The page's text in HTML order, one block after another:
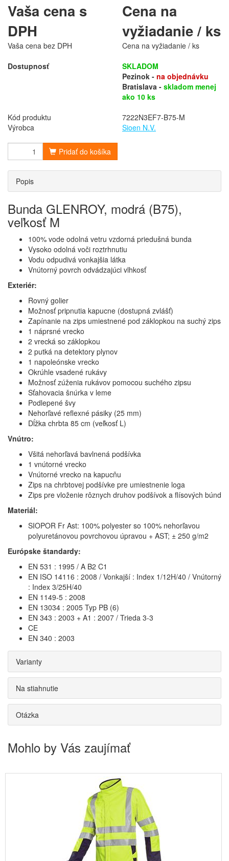
Vaša cena s
DPH
Cena na
vyžiadanie / ks
Vaša cena bez DPH
Cena na vyžiadanie / ks
Dostupnosť
SKLADOM
Pezinok - na objednávku
Bratislava - skladom menej
ako 10 ks
Kód produktu
7222N3EF7-B75-M
Výrobca
Sioen N.V.
Pridať do košíka
Popis
Bunda GLENROY, modrá (B75),
veľkosť M
100% vode odolná vetru vzdorná priedušná bunda
Vysoko odolná voči roztrhnutiu
Vodu odpudivá vonkajšia látka
Vnútorný povrch odvádzajúci vlhkosť
Exteriér:
Rovný golier
Možnosť pripnutia kapucne (dostupná zvlášť)
Zapínanie na zips umiestnené pod záklopkou na suchý zips
1 náprsné vrecko
2 vrecká so záklopkou
2 putká na detektory plynov
1 napoleónske vrecko
Okrúhle vsadené rukávy
Možnosť zúženia rukávov pomocou suchého zipsu
Sťahovacia šnúrka v leme
Podlepené švy
Nehorľavé reflexné pásiky (25 mm)
Dĺžka chrbta 85 cm (veľkosť L)
Vnútro:
Všitá nehorľavá bavlnená podšívka
1 vnútorné vrecko
Vnútorné vrecko na kapucňu
Zips na chrbtovej podšívke pre umiestnenie loga
Zips pre vloženie rôznych druhov podšívok a flísových búnd
Materiál:
SIOPOR Fr Ast: 100% polyester so 100% nehorľavou
polyuretánovou povrchovou úpravou + AST; ± 250 g/m2
Európske štandardy:
EN 531 : 1995 / A B2 C1
EN ISO 14116 : 2008 / Vonkajší : Index 1/12H/40 / Vnútorný
: Index 3/25H/40
EN 1149-5 : 2008
EN 13034 : 2005 Typ PB (6)
EN 343 : 2003 + A1 : 2007 / Trieda 3-3
CE
EN 340 : 2003
Varianty
Na stiahnutie
Otázka
Mohlo by Vás zaujímať